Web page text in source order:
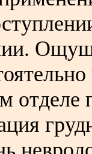
отделе